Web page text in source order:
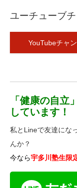
ユーチューブ
YouTubeチャ
「健康の自立
しています！
私とLineで友達にな
んか？
今なら宇多川塾生限